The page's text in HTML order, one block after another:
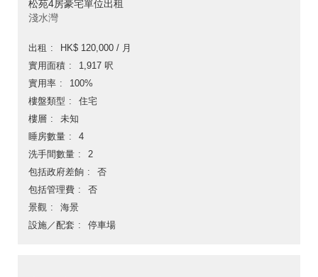
松苑4房豪宅單位出租
淺水灣
出租
HK$ 120,000 / 月
實用面積
1,917 呎
實用率
100%
樓盤類型
住宅
樓層
未知
睡房數量
4
洗手間數量
2
包括政府差餉
否
包括管理費
否
景觀
海景
設施／配套
停車場